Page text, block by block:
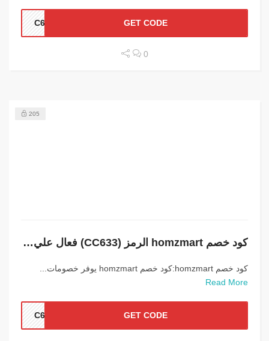
GET CODE
0
205
كود خصم homzmart الرمز (CC633) فعال علي كافة المشتريات
كود خصم homzmart:كود خصم homzmart يوفر خصومات...
Read More
GET CODE